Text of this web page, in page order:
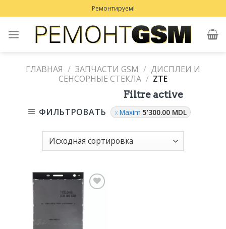
to
content
Ремонтируем!
ГЛАВНАЯ / ЗАПЧАСТИ GSM / ДИСПЛЕИ И
СЕНСОРНЫЕ СТЕКЛА / ZTE
ФИЛЬТРОВАТЬ
Filtre active
Maxim5'300.00 MDL
Добавить